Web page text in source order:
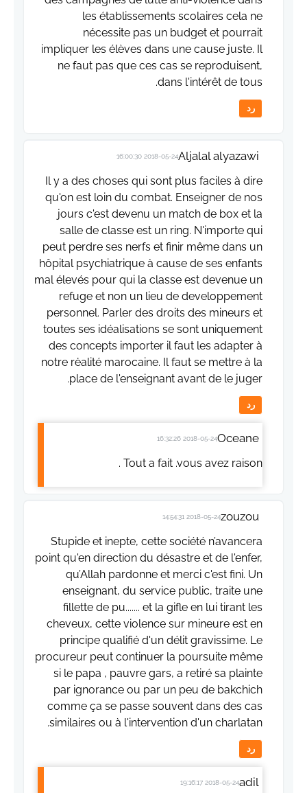
les établissements scolaires cela ne
nécessite pas un budget et pourrait
impliquer les élèves dans une cause juste. Il
ne faut pas que ces cas se reproduisent,
dans l'intérêt de tous.
رد
Aljalal alyazawi
2018-05-24 16:00:30
Il y a des choses qui sont plus faciles à dire
qu'on est loin du combat. Enseigner de nos
jours c'est devenu un match de box et la
salle de classe est un ring. N'importe qui
peut perdre ses nerfs et finir même dans un
hôpital psychiatrique à cause de ses enfants
mal élevés pour qui la classe est devenue un
refuge et non un lieu de developpement
personnel. Parler des droits des mineurs et
toutes ses idéalisations se sont uniquement
des concepts importer il faut les adapter à
notre rėalité marocaine. Il faut se mettre à la
place de l'enseignant avant de le juger.
رد
Oceane
2018-05-24 16:32:26
Tout a fait .vous avez raison .
zouzou
2018-05-24 14:54:31
Stupide et inepte, cette société n’avancera
point qu'en direction du désastre et de l'enfer,
qu’Allah pardonne et merci c'est fini. Un
enseignant, du service public, traite une
fillette de pu....... et la gifle en lui tirant les
cheveux, cette violence sur mineure est en
principe qualifié d'un délit gravissime. Le
procureur peut continuer la poursuite même
si le papa , pauvre gars, a retiré sa plainte
par ignorance ou par un peu de bakchich
comme ça se passe souvent dans des cas
similaires ou à l'intervention d'un charlatan.
رد
adil
2018-05-24 19:16:17